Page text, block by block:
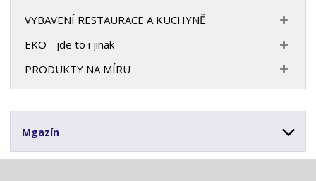
VYBAVENÍ RESTAURACE A KUCHYNĚ
EKO - jde to i jinak
PRODUKTY NA MÍRU
Mgazín